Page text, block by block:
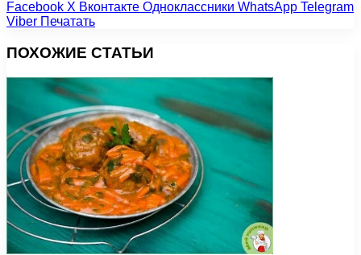
Facebook X Вконтакте Одноклассники WhatsApp Telegram
Viber Печатать
ПОХОЖИЕ СТАТЬИ